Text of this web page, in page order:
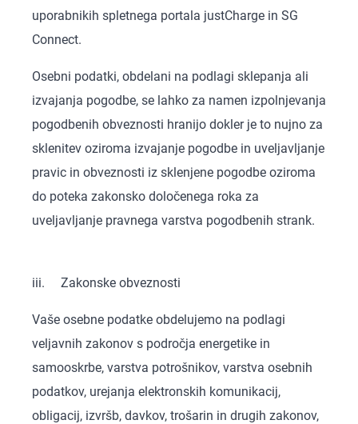
uporabnikih spletnega portala justCharge in SG
Connect.
Osebni podatki, obdelani na podlagi sklepanja ali
izvajanja pogodbe, se lahko za namen izpolnjevanja
pogodbenih obveznosti hranijo dokler je to nujno za
sklenitev oziroma izvajanje pogodbe in uveljavljanje
pravic in obveznosti iz sklenjene pogodbe oziroma
do poteka zakonsko določenega roka za
uveljavljanje pravnega varstva pogodbenih strank.
iii. Zakonske obveznosti
Vaše osebne podatke obdelujemo na podlagi
veljavnih zakonov s področja energetike in
samooskrbe, varstva potrošnikov, varstva osebnih
podatkov, urejanja elektronskih komunikacij,
obligacij, izvršb, davkov, trošarin in drugih zakonov,